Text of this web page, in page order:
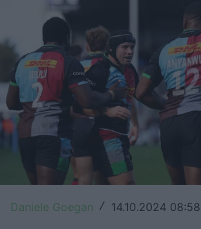
Internazionale
6 Nazioni
United Rugby Championship
Top14
Premiership
Daniele Goegan / 14.10.2024 08:58